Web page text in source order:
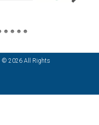
© 2026 All Rights